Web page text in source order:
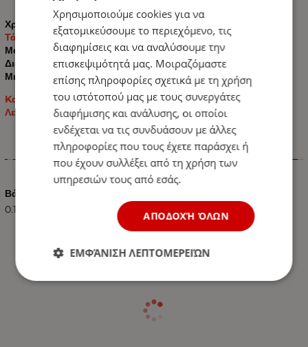
Χρώμα: Πορτοκαλί
Τάση: 12V / 24V
Μοίρες: 180°
Διαστάσεις:
Μήκος: 96mm - Πλάτος: 20mm
Kατάλληλο για όλα τα Αυτοκίνητα: Ημιφορτηγά / Φορτηγά /
Λεωφορεία / Τρακτέρ – Γεωργικά Μηχανήματα κτλ.
Χαρακτηριστικά
Βάρος (kg.)
0.10
Χρησιμοποιούμε cookies για να
εξατομικεύσουμε το περιεχόμενο, τις
διαφημίσεις και να αναλύσουμε την
επισκεψιμότητά μας. Μοιραζόμαστε
επίσης πληροφορίες σχετικά με τη χρήση
του ιστότοπού μας με τους συνεργάτες
διαφήμισης και ανάλυσης, οι οποίοι
ενδέχεται να τις συνδυάσουν με άλλες
πληροφορίες που τους έχετε παράσχει ή
που έχουν συλλέξει από τη χρήση των
υπηρεσιών τους από εσάς.
ΑΠΟΔΟΧΉ ΌΛΩΝ
ΕΜΦΆΝΙΣΗ ΛΕΠΤΟΜΕΡΕΙΏΝ